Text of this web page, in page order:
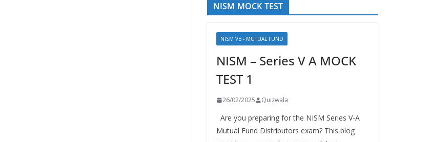
NISM MOCK TEST
NISM VB - MUTUAL FUND
NISM – Series V A MOCK
TEST 1
26/02/2025 Quizwala
Are you preparing for the NISM Series V-A
Mutual Fund Distributors exam? This blog